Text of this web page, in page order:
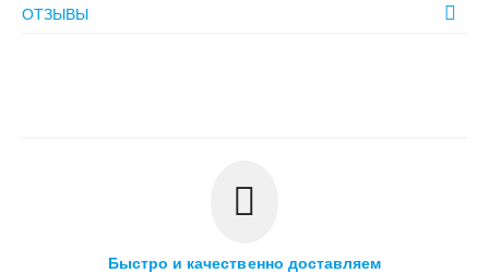
ОТЗЫВЫ
Быстро и качественно доставляем